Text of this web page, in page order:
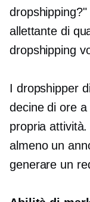
allettante di
dropshipping
I dropshipper
decine di ore
propria
almeno un
generare un